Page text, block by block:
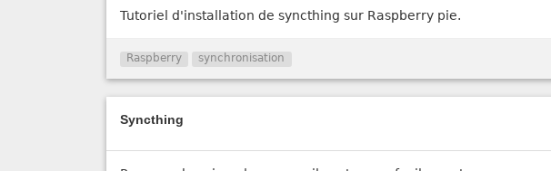
Tutoriel d'installation de syncthing sur Raspberry pie.
Raspberry synchronisation
Syncthing